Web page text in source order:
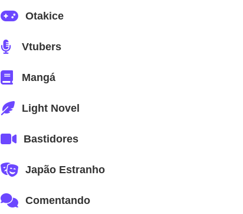
Otakice
Vtubers
Mangá
Light Novel
Bastidores
Japão Estranho
Comentando